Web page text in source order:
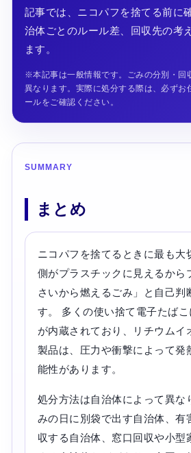
記事では、ニコパフを捨てる前に
治体ごとのルール差、回収先の考
ます。
※本記事は一般情報です。ごみの分別・回
異なります。実際に処分する際は、必ずお
ールをご確認ください。
SUMMARY
まとめ
ニコパフを捨てるときに最も大
側がプラスチックに見えるから
さいから燃えるごみ」と自己判
す。 多くの使い捨て電子たば
が内蔵されており、リチウムイ
製品は、圧力や衝撃によって発
能性があります。
処分方法は自治体によって異な
みの日に別袋で出す自治体、有
収する自治体、窓口回収や小型